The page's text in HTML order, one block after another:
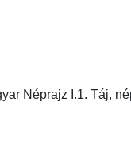
Néprajz I.1. Táj,